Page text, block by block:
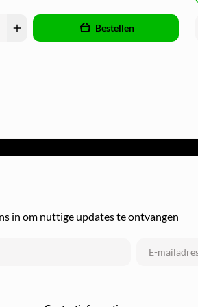
add Bestellen
in om nuttige updates te ontvangen